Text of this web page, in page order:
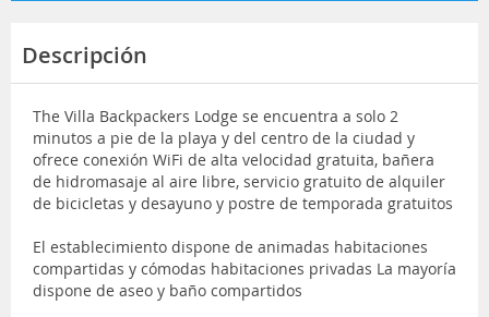
Descripción
The Villa Backpackers Lodge se encuentra a solo 2
minutos a pie de la playa y del centro de la ciudad y
ofrece conexión WiFi de alta velocidad gratuita, bañera
de hidromasaje al aire libre, servicio gratuito de alquiler
de bicicletas y desayuno y postre de temporada gratuitos
El establecimiento dispone de animadas habitaciones
compartidas y cómodas habitaciones privadas La mayoría
dispone de aseo y baño compartidos